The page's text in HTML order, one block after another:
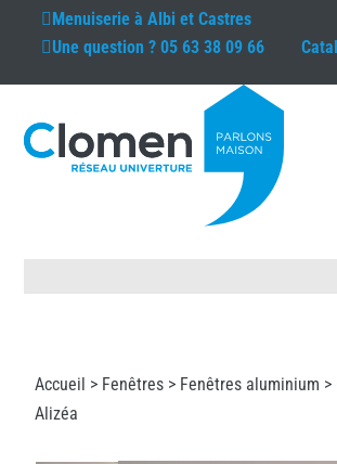
Menuiserie àAlbi et Castres
Une question ?05 63 38 09 66
Accueil > Fenêtres > Fenêtres aluminium
Alizéa